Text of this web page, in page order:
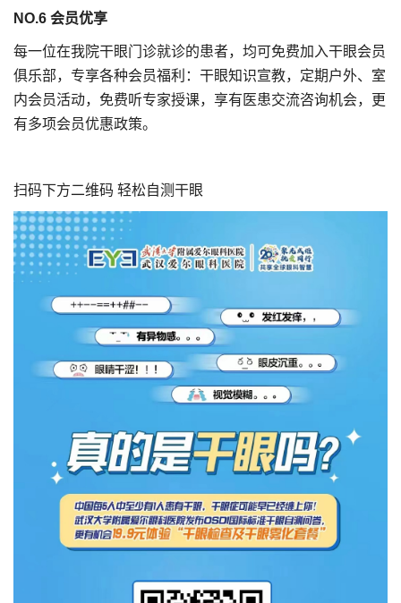
NO.6 会员优享
每一位在我院干眼门诊就诊的患者，均可免费加入干眼会员
俱乐部，专享各种会员福利：干眼知识宣教，定期户外、室
内会员活动，免费听专家授课，享有医患交流咨询机会，更
有多项会员优惠政策。
扫码下方二维码 轻松自测干眼